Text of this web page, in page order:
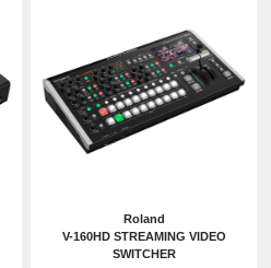
Roland
V-160HD STREAMING VIDEO
SWITCHER